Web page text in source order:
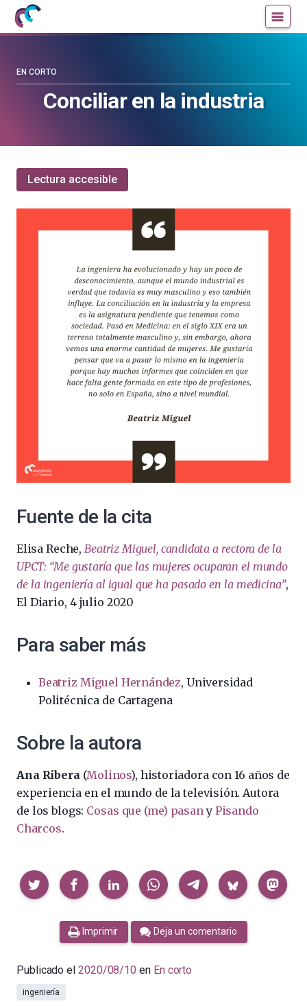
Mujeres
con
UPV/EHU
blog
UPV/EHU
Conciliar en la industria
EN CORTO
Lectura accesible
Fuente de la cita
Elisa Reche,Beatriz Miguel, candidata a rectora de la
UPCT: “Me gustaría que las mujeres ocuparan el mundo
de la ingeniería al igual que ha pasado en la medicina”,
El Diario, 4 julio 2020
Para saber más
Beatriz Miguel Hernández, Universidad
Politécnica de Cartagena
Sobre la autora
Ana Ribera(Molinos), historiadora con 16 años de
experiencia en el mundo de la televisión. Autora
de los blogs: Cosas que (me) pasany Pisando
Charcos.
Compartir
Imprimir Deja un comentario
Publicado el 2020/08/10 en En corto
ingeniería